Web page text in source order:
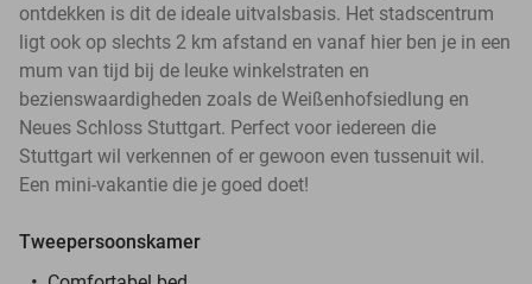
ontdekken is dit de ideale uitvalsbasis. Het stadscentrum
ligt ook op slechts 2 km afstand en vanaf hier ben je in een
mum van tijd bij de leuke winkelstraten en
bezienswaardigheden zoals de Weißenhofsiedlung en
Neues Schloss Stuttgart. Perfect voor iedereen die
Stuttgart wil verkennen of er gewoon even tussenuit wil.
Een mini-vakantie die je goed doet!
Tweepersoonskamer